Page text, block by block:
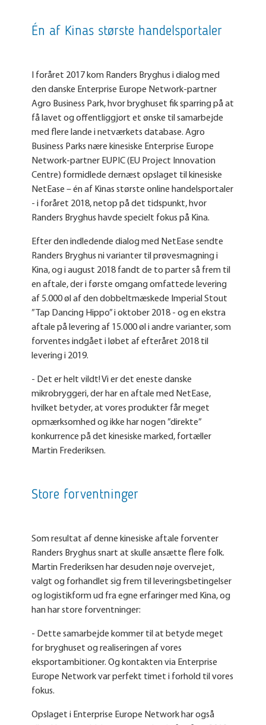
Én af Kinas største handelsportaler
I foråret 2017 kom Randers Bryghus i dialog med
den danske Enterprise Europe Network-partner
Agro Business Park, hvor bryghuset fik sparring på at
få lavet og offentliggjort et ønske til samarbejde
med flere lande i netværkets database. Agro
Business Parks nære kinesiske Enterprise Europe
Network-partner EUPIC (EU Project Innovation
Centre) formidlede dernæst opslaget til kinesiske
NetEase – én af Kinas største online handelsportaler
- i foråret 2018, netop på det tidspunkt, hvor
Randers Bryghus havde specielt fokus på Kina.
Efter den indledende dialog med NetEase sendte
Randers Bryghus ni varianter til prøvesmagning i
Kina, og i august 2018 fandt de to parter så frem til
en aftale, der i første omgang omfattede levering
af 5.000 øl af den dobbeltmæskede Imperial Stout
”Tap Dancing Hippo” i oktober 2018 - og en ekstra
aftale på levering af 15.000 øl i andre varianter, som
forventes indgået i løbet af efteråret 2018 til
levering i 2019.
- Det er helt vildt! Vi er det eneste danske
mikrobryggeri, der har en aftale med NetEase,
hvilket betyder, at vores produkter får meget
opmærksomhed og ikke har nogen ”direkte”
konkurrence på det kinesiske marked, fortæller
Martin Frederiksen.
Store forventninger
Som resultat af denne kinesiske aftale forventer
Randers Bryghus snart at skulle ansætte flere folk.
Martin Frederiksen har desuden nøje overvejet,
valgt og forhandlet sig frem til leveringsbetingelser
og logistikform ud fra egne erfaringer med Kina, og
han har store forventninger:
- Dette samarbejde kommer til at betyde meget
for bryghuset og realiseringen af vores
eksportambitioner. Og kontakten via Enterprise
Europe Network var perfekt timet i forhold til vores
fokus.
Opslaget i Enterprise Europe Network har også